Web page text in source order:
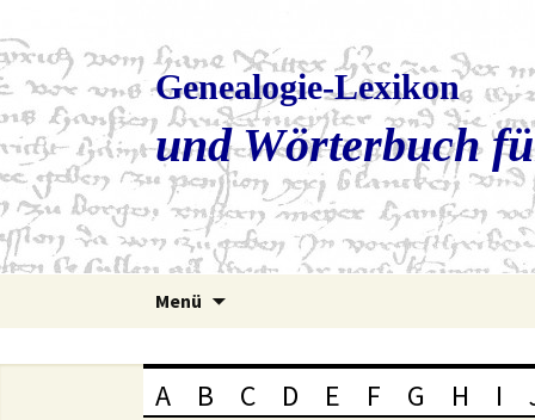
Genealogie-Lexikon
und Wörterbuch
Menü
A B C D E F G H I